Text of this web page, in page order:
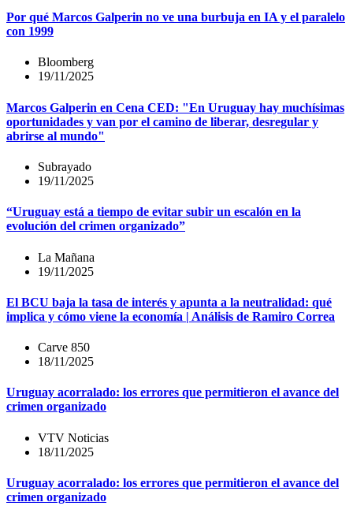
Por qué Marcos Galperin no ve una burbuja en IA y el paralelo
con 1999
Bloomberg
19/11/2025
Marcos Galperin en Cena CED: "En Uruguay hay muchísimas
oportunidades y van por el camino de liberar, desregular y
abrirse al mundo"
Subrayado
19/11/2025
“Uruguay está a tiempo de evitar subir un escalón en la
evolución del crimen organizado”
La Mañana
19/11/2025
El BCU baja la tasa de interés y apunta a la neutralidad: qué
implica y cómo viene la economía | Análisis de Ramiro Correa
Carve 850
18/11/2025
Uruguay acorralado: los errores que permitieron el avance del
crimen organizado
VTV Noticias
18/11/2025
Uruguay acorralado: los errores que permitieron el avance del
crimen organizado